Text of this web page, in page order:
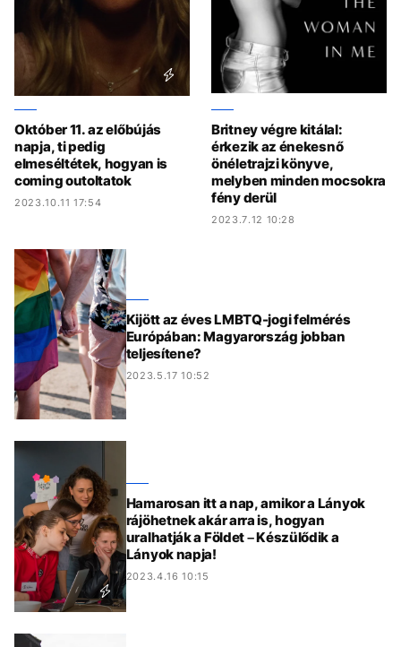
Október 11. az előbújás
napja, ti pedig
elmeséltétek, hogyan is
coming outoltatok
2023.10.11 17:54
Britney végre kitálal:
érkezik az énekesnő
önéletrajzi könyve,
melyben minden mocsokra
fény derül
2023.7.12 10:28
Kijött az éves LMBTQ-jogi felmérés
Európában: Magyarország jobban
teljesítene?
2023.5.17 10:52
Hamarosan itt a nap, amikor a Lányok
rájöhetnek akár arra is, hogyan
uralhatják a Földet – Készülődik a
Lányok napja!
2023.4.16 10:15